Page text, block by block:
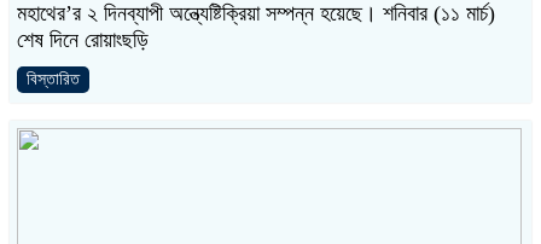
মহাথের’র ২ দিনব্যাপী অন্ত্যেষ্টিক্রিয়া সম্পন্ন হয়েছে। শনিবার (১১ মার্চ)
শেষ দিনে রোয়াংছড়ি
বিস্তারিত